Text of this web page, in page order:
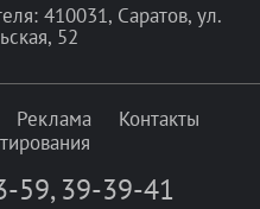
410031, Саратов, ул.
52
Реклама
Контакты
59, 39-39-41